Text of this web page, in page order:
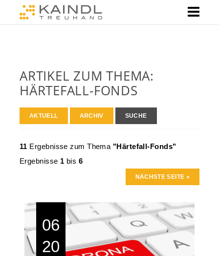
ARTIKEL ZUM THEMA:
HÄRTEFALL-FONDS
AKTUELL ARCHIV SUCHE
11 Ergebnisse zum Thema "Härtefall-Fonds"
Ergebnisse 1 bis 6
NÄCHSTE SEITE »
06
20